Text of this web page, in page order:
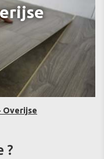
Overijse
?